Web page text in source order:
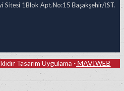
Sitesi 1Blok Apt.No:15 Başakşehir/İST.
Tasarım Uygulama - MAVİWEB